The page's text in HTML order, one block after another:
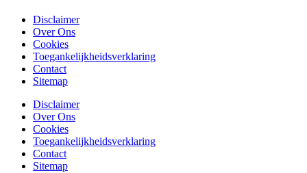
Disclaimer
Over Ons
Cookies
Toegankelijkheidsverklaring
Contact
Sitemap
Disclaimer
Over Ons
Cookies
Toegankelijkheidsverklaring
Contact
Sitemap